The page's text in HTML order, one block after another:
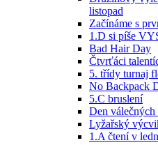
listopad
Začínáme s
1.D si píše
Bad Hair Day
Čtvrťáci
5. třídy turnaj
No Backpack
5.C bruslení
Den válečných
Lyžařský
1.A čtení v